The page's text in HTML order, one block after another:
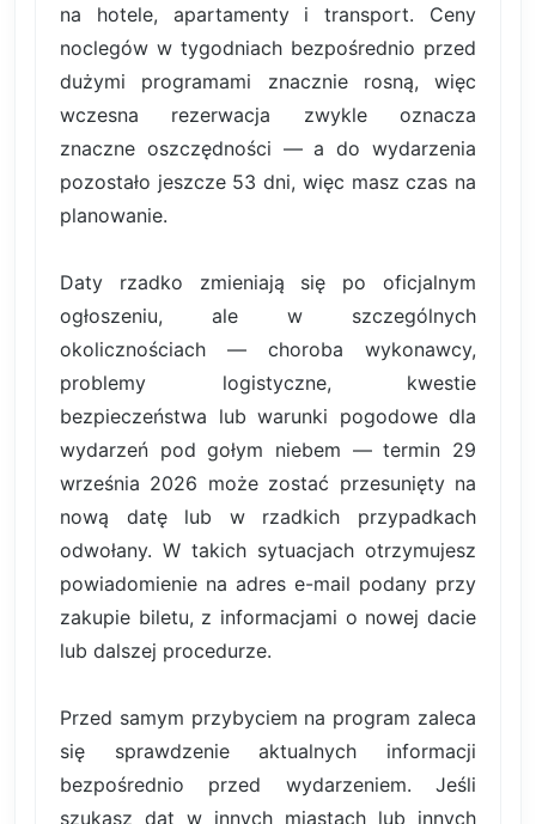
na hotele, apartamenty i transport. Ceny
noclegów w tygodniach bezpośrednio przed
dużymi programami znacznie rosną, więc
wczesna rezerwacja zwykle oznacza
znaczne oszczędności — a do wydarzenia
pozostało jeszcze 53 dni, więc masz czas na
planowanie.
Daty rzadko zmieniają się po oficjalnym
ogłoszeniu, ale w szczególnych
okolicznościach — choroba wykonawcy,
problemy logistyczne, kwestie
bezpieczeństwa lub warunki pogodowe dla
wydarzeń pod gołym niebem — termin 29
września 2026 może zostać przesunięty na
nową datę lub w rzadkich przypadkach
odwołany. W takich sytuacjach otrzymujesz
powiadomienie na adres e-mail podany przy
zakupie biletu, z informacjami o nowej dacie
lub dalszej procedurze.
Przed samym przybyciem na program zaleca
się sprawdzenie aktualnych informacji
bezpośrednio przed wydarzeniem. Jeśli
szukasz dat w innych miastach lub innych